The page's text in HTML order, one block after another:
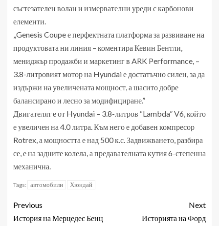
състезателен волан и измервателни уреди с карбонови
елементи.
„Genesis Coupe е перфектната платформа за развиване на
продуктовата ни линия – коментира Кевин Бентли,
мениджър продажби и маркетинг в ARK Performance, –
3.8-литровият мотор на Hyundai е достатъчно силен, за да
издържи на увеличената мощност, а шасито добре
балансирано и лесно за модифициране.”
Двигателят е от Hyundai – 3.8-литров “Lambda” V6, който
е увеличен на 4.0 литра. Към него е добавен компресор
Rotrex, а мощността е над 500 к.с. Задвижването, разбира
се, е на задните колела, а предавателната кутия 6-степенна
механична.
Tags: автомобили Хюндай
Previous
История на Мерцедес Бенц
Next
Историята на Форд